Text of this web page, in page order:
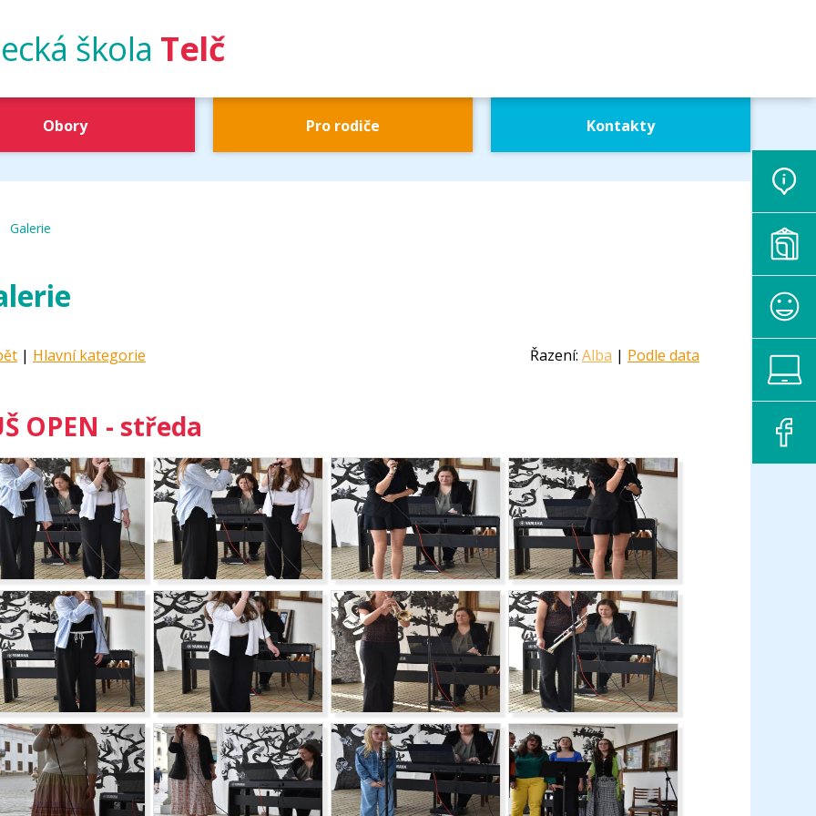
škola Telč
Obory Pro rodiče Kontakty
Telč
Galerie
Řazení: Alba | Podle data
| Hlavní kategorie
OPEN - středa